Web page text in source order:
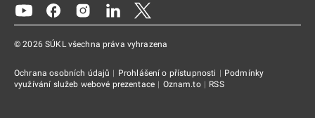
Odkaz se otevře na nové kartě
Odkaz se otevře na nové kartě
Odkaz se otevře na nové kartě
Odkaz se otevře na nové kartě
© 2026 SÚKL všechna práva vyhrazena
Ochrana osobních údajů | Prohlášení o přístupnosti | Podmínky
využívání služeb webové prezentace | Oznam.to | RSS